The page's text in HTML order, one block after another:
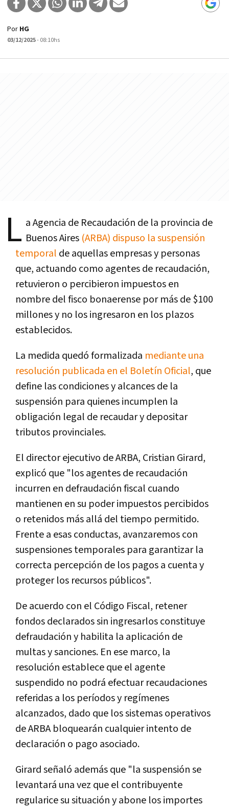
Por HG
03/12/2025- 08:10hs
L a Agencia de Recaudación de la provincia de
Buenos Aires (ARBA) dispuso la suspensión
temporal de aquellas empresas y personas
que, actuando como agentes de recaudación,
retuvieron o percibieron impuestos en
nombre del fisco bonaerense por más de $100
millones y no los ingresaron en los plazos
establecidos.
La medida quedó formalizada mediante una
resolución publicada en el Boletín Oficial, que
define las condiciones y alcances de la
suspensión para quienes incumplen la
obligación legal de recaudar y depositar
tributos provinciales.
El director ejecutivo de ARBA, Cristian Girard,
explicó que "los agentes de recaudación
incurren en defraudación fiscal cuando
mantienen en su poder impuestos percibidos
o retenidos más allá del tiempo permitido.
Frente a esas conductas, avanzaremos con
suspensiones temporales para garantizar la
correcta percepción de los pagos a cuenta y
proteger los recursos públicos".
De acuerdo con el Código Fiscal, retener
fondos declarados sin ingresarlos constituye
defraudación y habilita la aplicación de
multas y sanciones. En ese marco, la
resolución establece que el agente
suspendido no podrá efectuar recaudaciones
referidas a los períodos y regímenes
alcanzados, dado que los sistemas operativos
de ARBA bloquearán cualquier intento de
declaración o pago asociado.
Girard señaló además que "la suspensión se
levantará una vez que el contribuyente
regularice su situación y abone los importes